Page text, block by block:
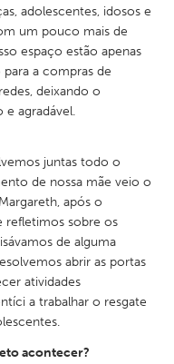
MA
OH
MA
Wenham, MA
FL
NY
MN
FL
adolescentes, idosos e
um pouco mais de
espaço estão apenas
a compras de
deixando o
e agradável.
juntas todo o
de nossa mãe veio o
após o
refletimos sobre os
de alguma
abrir as portas
atividades
a trabalhar o resgate
acontecer?